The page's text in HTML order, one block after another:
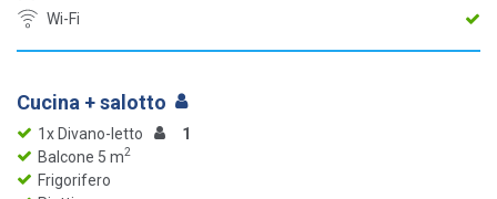
Wi-Fi
Cucina + salotto
1x Divano-letto
1
Balcone 5 m2
Frigorifero